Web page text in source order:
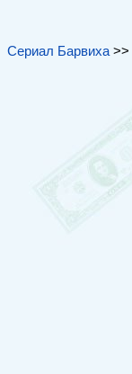
Сериал Барвиха >>